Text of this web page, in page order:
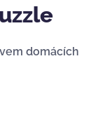
domácích